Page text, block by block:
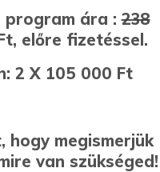
program ára :238
előre fizetéssel.
2 X 105 000 Ft
hogy megismerjük
van szükséged!